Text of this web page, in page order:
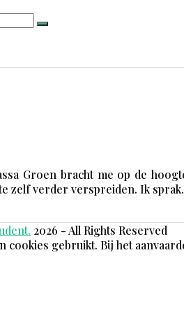
Verzenden
Groen bracht me op de
zelf verder verspreiden. Ik
2026 - All Rights Reserved
cookies gebruikt. Bij het